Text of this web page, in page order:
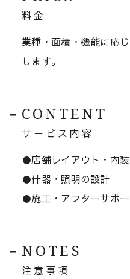
料金
業種・面積・機能に応
します。
CONTENT
サービス内容
●店舗レイアウト・内
●什器・照明の設計
●施工・アフターサポー
NOTES
注意事項